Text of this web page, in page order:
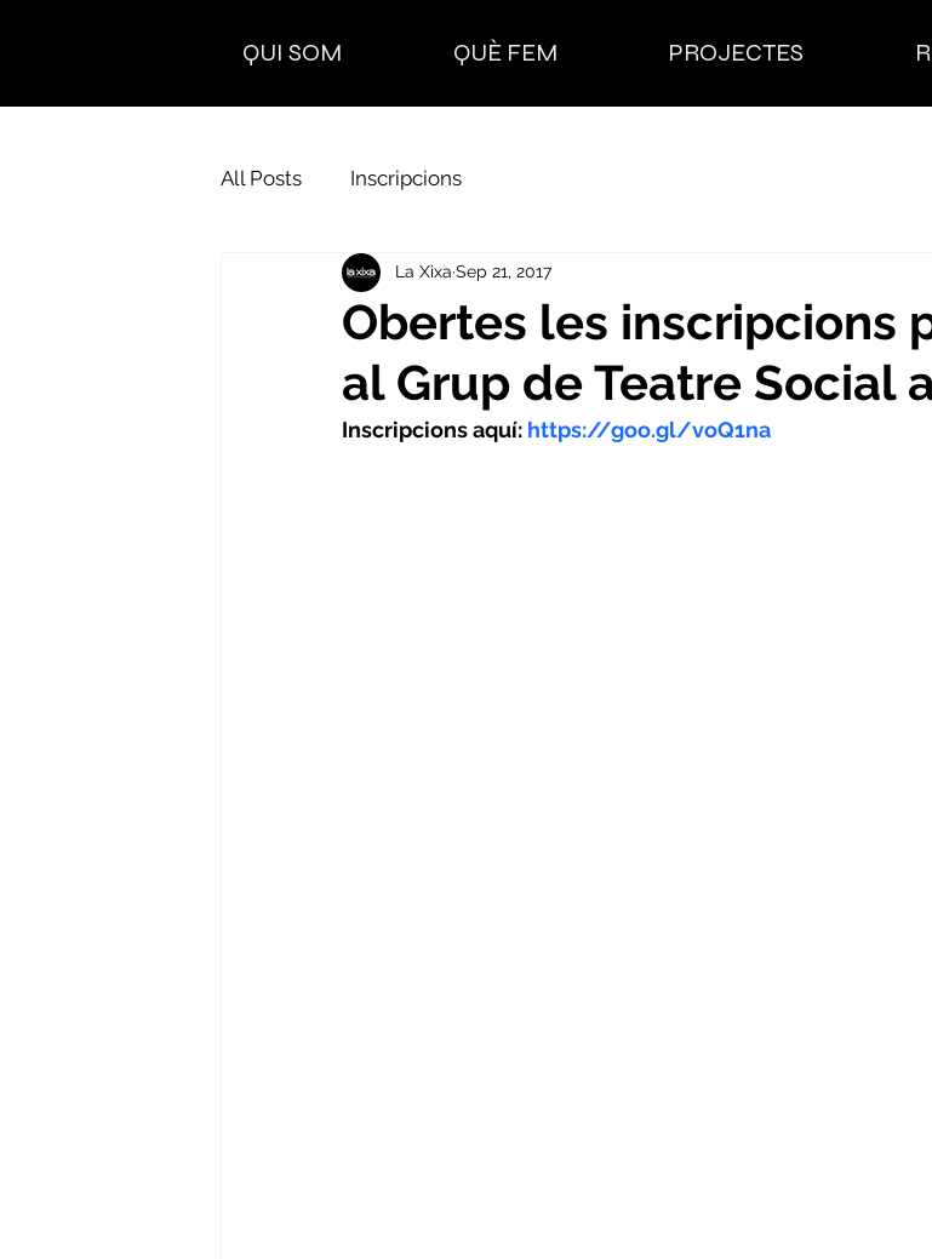
QUI SOM QUÈ FEM PROJECTES
All Posts Inscripcions
Obertes les inscripcions
al Grup de Teatre Social
La Xixa Sep 21, 2017
Inscripcions aquí: https://goo.gl/voQ1na